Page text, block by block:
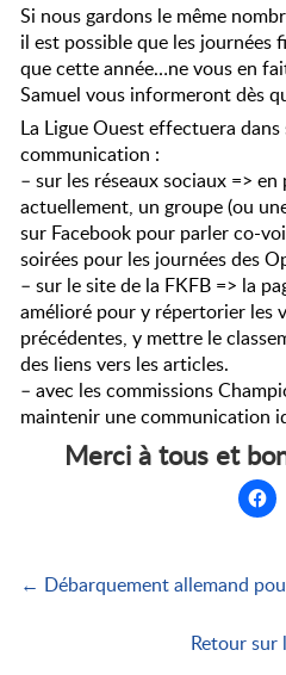
Si nous gardons le même
il est possible que les journées
que cette année…ne vous en
Samuel vous informeront dès
La Ligue Ouest effectuera
communication :
– sur les réseaux sociaux =>
actuellement, un groupe (ou
sur Facebook pour parler co-
soirées pour les journées des
– sur le site de la FKFB => la
amélioré pour y répertorier les
précédentes, y mettre le
des liens vers les articles.
– avec les commissions
maintenir une communication
Merci à tous et
← Débarquement allemand
Retour sur